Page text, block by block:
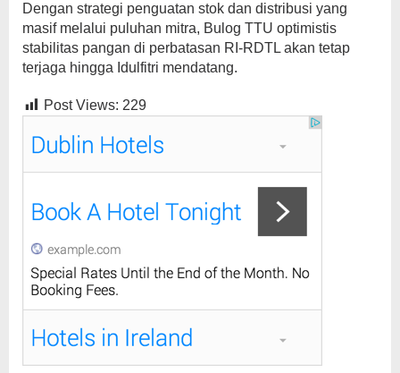
Dengan strategi penguatan stok dan distribusi yang
masif melalui puluhan mitra, Bulog TTU optimistis
stabilitas pangan di perbatasan RI-RDTL akan tetap
terjaga hingga Idulfitri mendatang.
Post Views: 229